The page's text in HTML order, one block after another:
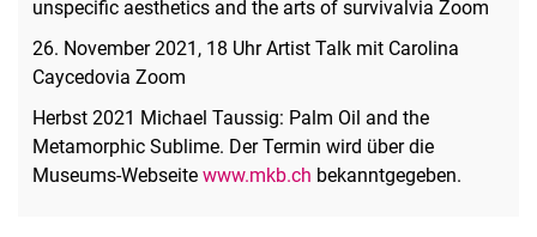
unspecific aesthetics and the arts of survivalvia Zoom
26. November 2021, 18 Uhr Artist Talk mit Carolina
Caycedovia Zoom
Herbst 2021 Michael Taussig: Palm Oil and the
Metamorphic Sublime. Der Termin wird über die
Museums-Webseite www.mkb.ch bekanntgegeben.